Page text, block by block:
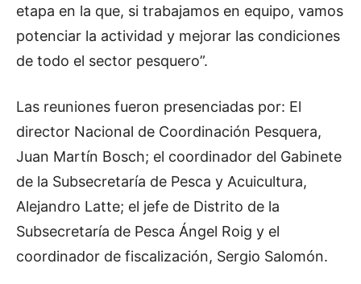
etapa en la que, si trabajamos en equipo, vamos
potenciar la actividad y mejorar las condiciones
de todo el sector pesquero”.
Las reuniones fueron presenciadas por: El
director Nacional de Coordinación Pesquera,
Juan Martín Bosch; el coordinador del Gabinete
de la Subsecretaría de Pesca y Acuicultura,
Alejandro Latte; el jefe de Distrito de la
Subsecretaría de Pesca Ángel Roig y el
coordinador de fiscalización, Sergio Salomón.